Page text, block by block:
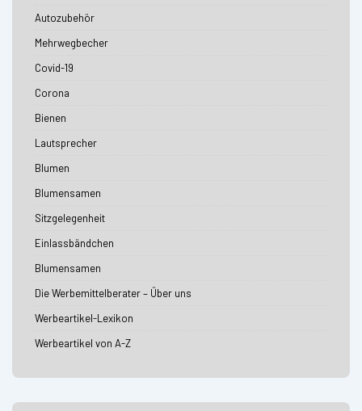
Autozubehör
Mehrwegbecher
Covid-19
Corona
Bienen
Lautsprecher
Blumen
Blumensamen
Sitzgelegenheit
Einlassbändchen
Blumensamen
Die Werbemittelberater – Über uns
Werbeartikel-Lexikon
Werbeartikel von A-Z